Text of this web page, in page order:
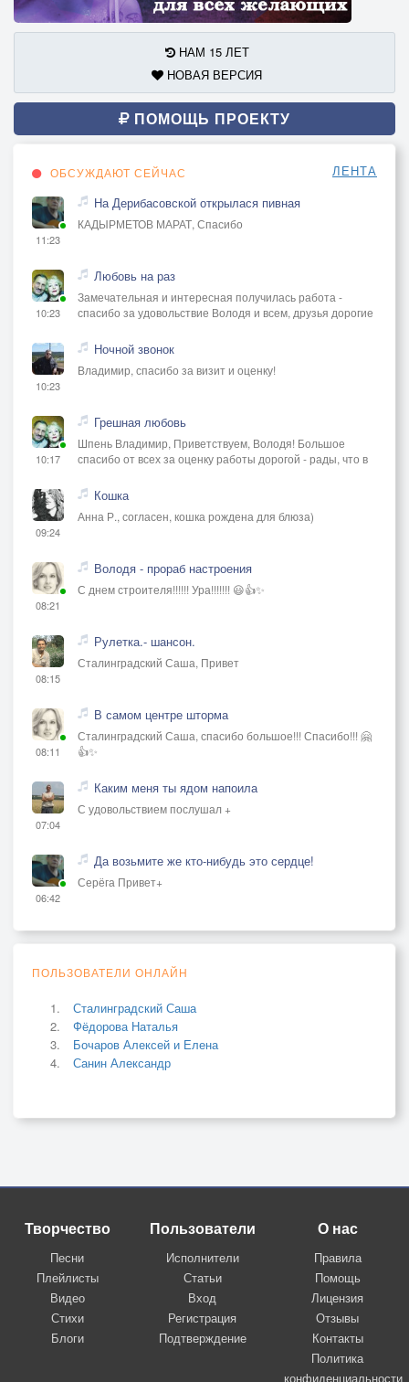
НАМ 15 ЛЕТ
НОВАЯ ВЕРСИЯ
ПОМОЩЬ ПРОЕКТУ
ОБСУЖДАЮТ СЕЙЧАС ЛЕНТА
11:23
На Дерибасовской открылася пивная
КАДЫРМЕТОВ МАРАТ, Спасибо
10:23
Любовь на раз
Замечательная и интересная получилась работа -
спасибо за удовольствие Володя и всем, друзья дорогие
10:23
Ночной звонок
Владимир, спасибо за визит и оценку!
10:17
Грешная любовь
Шпень Владимир, Приветствуем, Володя! Большое
спасибо от всех за оценку работы дорогой - рады, что в
09:24
Кошка
Анна Р., согласен, кошка рождена для блюза)
08:21
Володя - прораб настроения
С днем строителя!!!!!! Ура!!!!!!! 😃👍✨
08:15
Рулетка.- шансон.
Сталинградский Саша, Привет
08:11
В самом центре шторма
Сталинградский Саша, спасибо большое!!! Спасибо!!! 🤗
👍✨
07:04
Каким меня ты ядом напоила
С удовольствием послушал +
06:42
Да возьмите же кто-нибудь это сердце!
Серёга Привет+
ПОЛЬЗОВАТЕЛИ ОНЛАЙН
Сталинградский Саша
Фёдорова Наталья
Бочаров Алексей и Елена
Санин Александр
Творчество
Песни
Плейлисты
Видео
Стихи
Блоги
Пользователи
Исполнители
Статьи
Вход
Регистрация
Подтверждение
О нас
Правила
Помощь
Лицензия
Отзывы
Контакты
Политика
конфиденциальности